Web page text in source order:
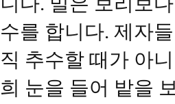
수를 합니다. 제자
직 추수할 때가 아
희 눈을 들어 밭을